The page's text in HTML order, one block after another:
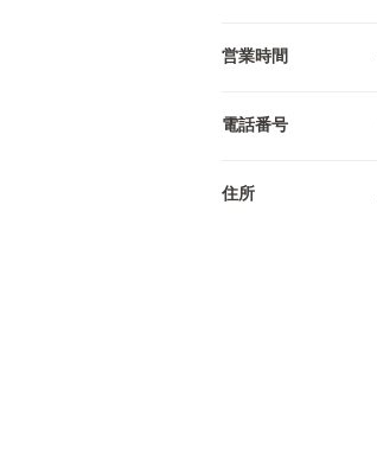
営業時間
電話番号
住所